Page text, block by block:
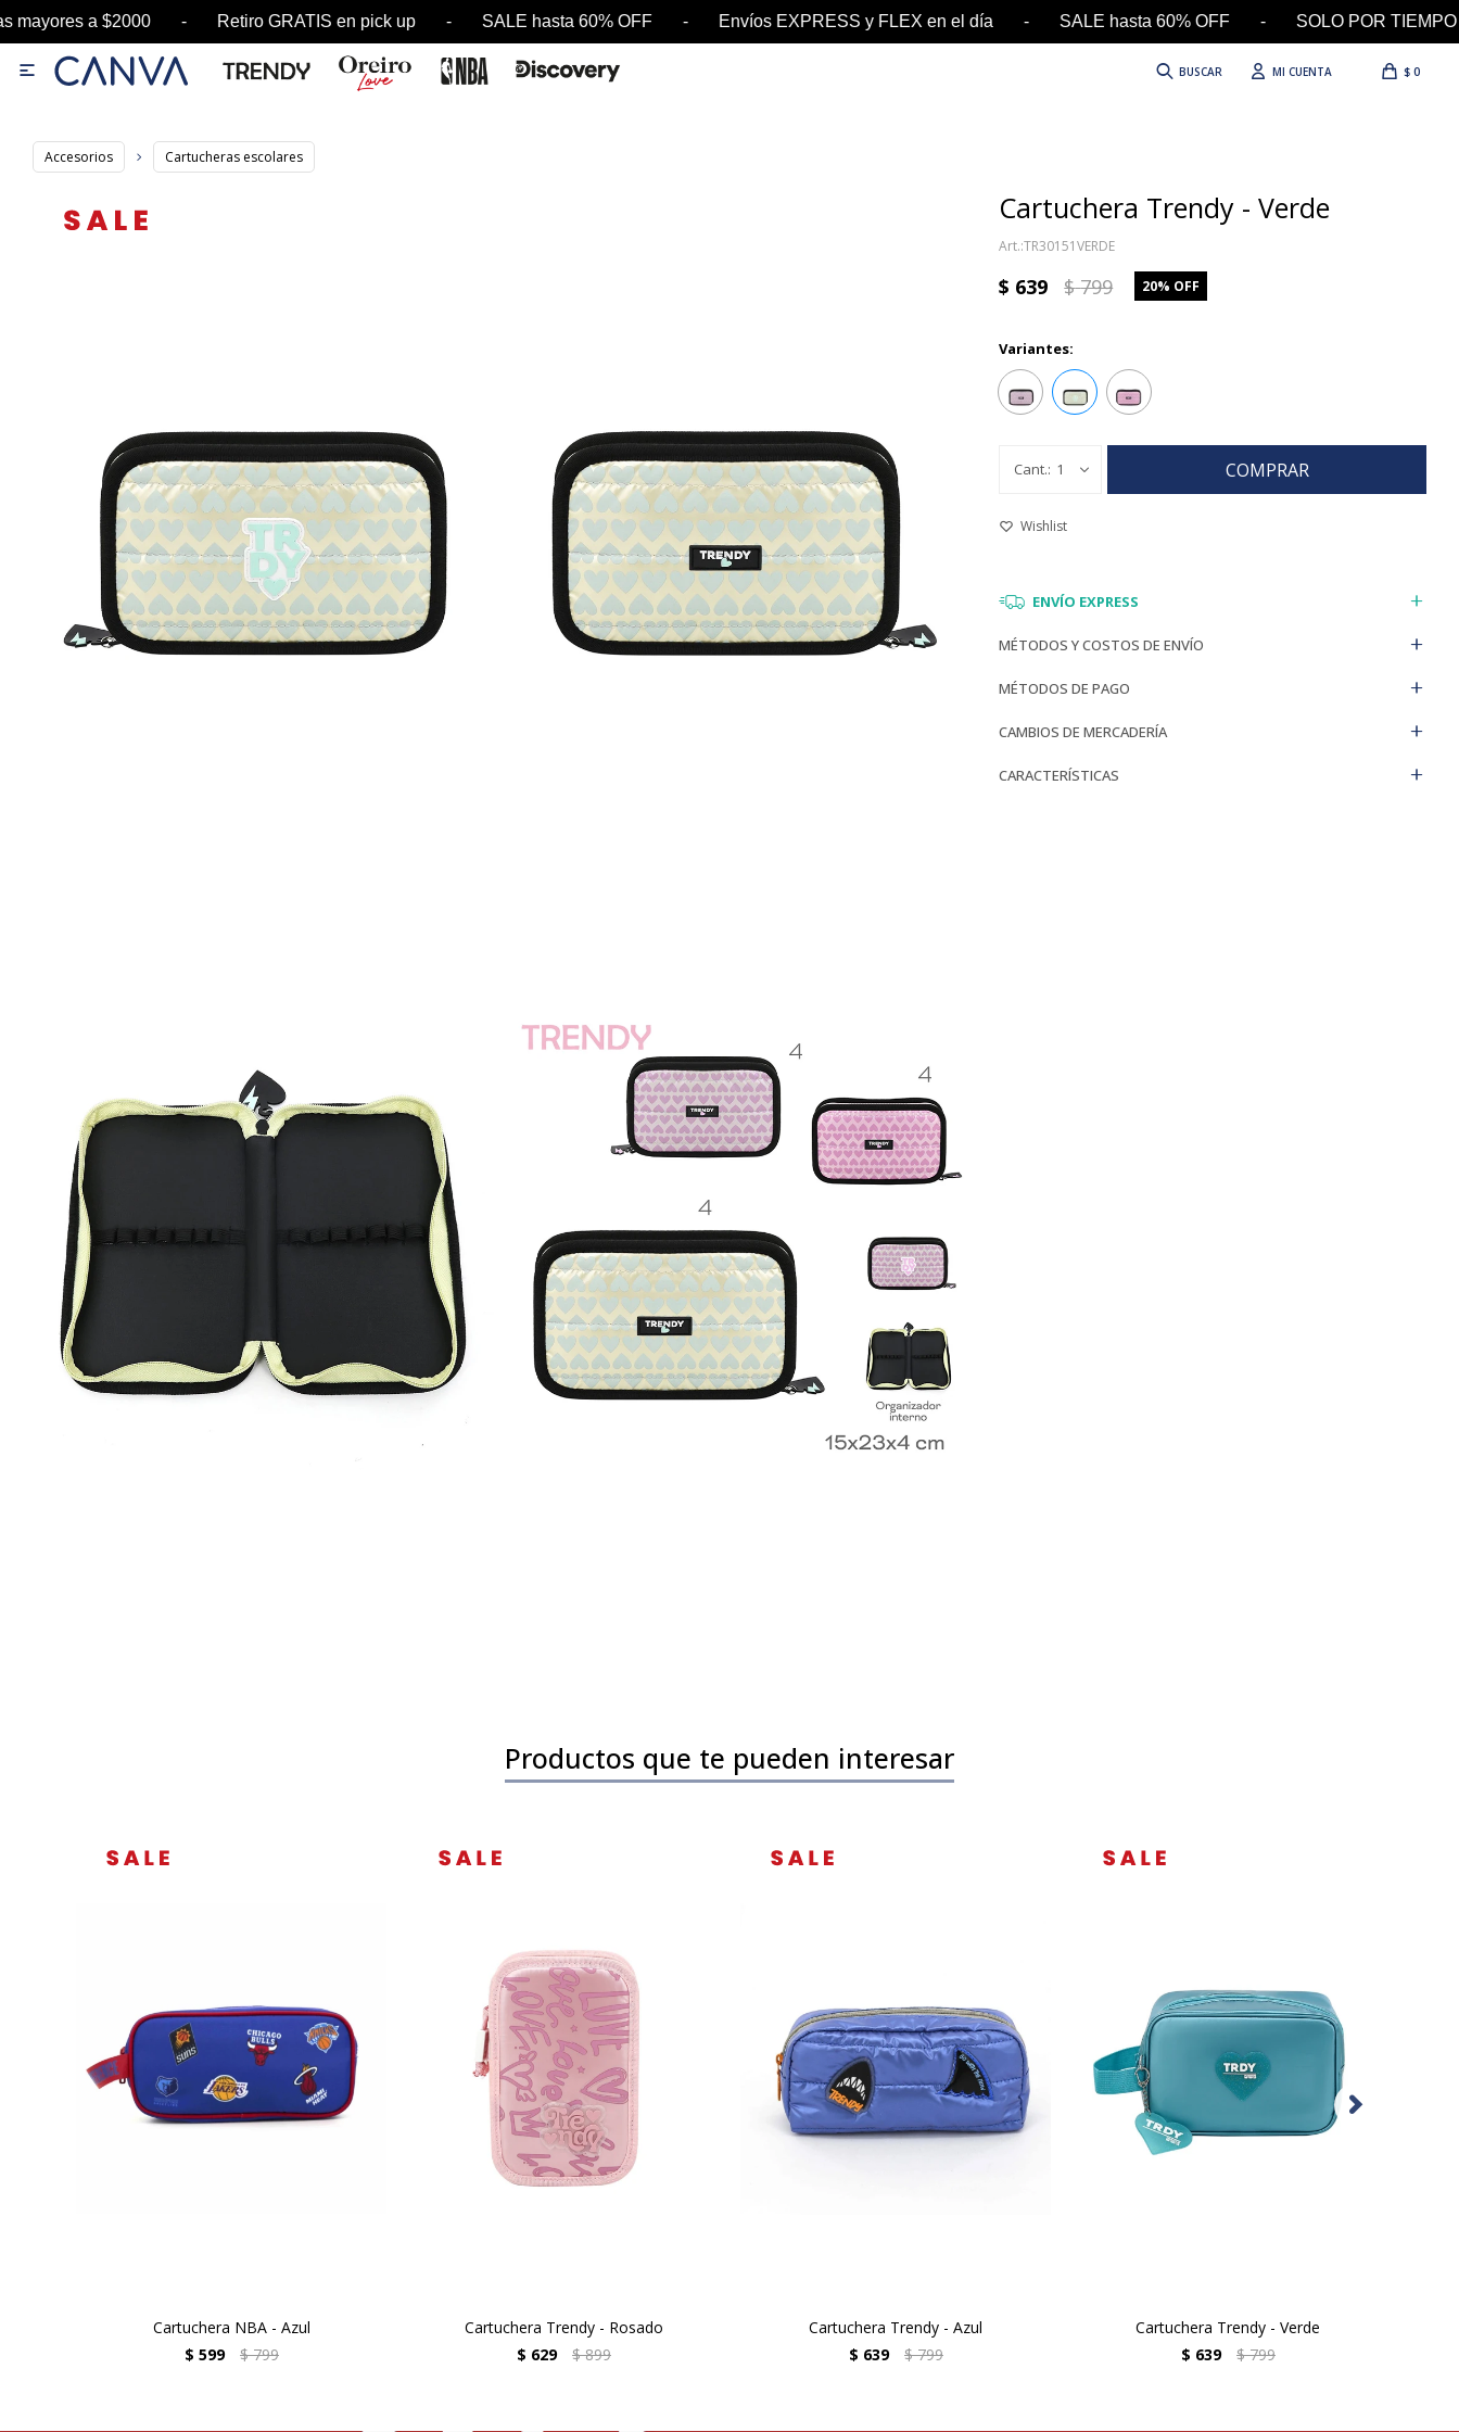
a $2000 - Retiro GRATIS en pick up - SALE hasta 60% OFF - Envíos EXPRESS y FLEX en el día - SALE hasta 60% OFF - SOLO POR TIEMPO
$ 0

Accesorios Cartucheras escolares
Cartuchera Trendy - Verde
TR30151VERDE
$ 639 $ 799 20
Variantes:
1 COMPRAR
ENVÍO EXPRESS
MÉTODOS Y COSTOS DE ENVÍO
MÉTODOS DE PAGO
CAMBIOS DE MERCADERÍA
CARACTERÍSTICAS
Productos que te pueden interesar
Cartuchera NBA - Azul
$ 599 $ 799
Cartuchera Trendy - Rosado
$ 629 $ 899
Cartuchera Trendy - Azul
$ 639 $ 799
Cartuchera Trendy - Verde
$ 639 $ 799